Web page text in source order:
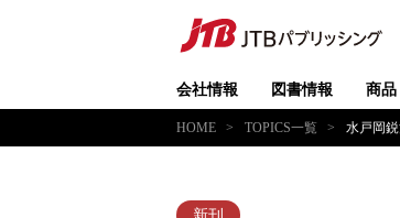
会社情報 図書情報 商品
HOME TOPICS一覧 水戸岡